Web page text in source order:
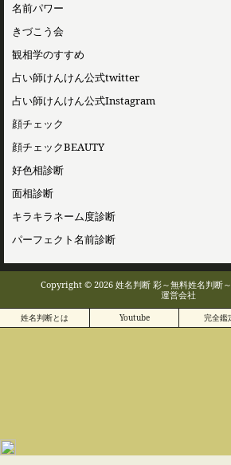
名前パワー
きづこう会
観相学のすすめ
占い師けんけん公式twitter
占い師けんけん公式Instagram
顔チェック
顔チェックBEAUTY
好色相診断
面相診断
キラキラネーム度診断
パーフェクト名前診断
Copyright © 2026 姓名判断 彩～無料姓名判断
運営会社
姓名判断とは Youtube 完全鑑